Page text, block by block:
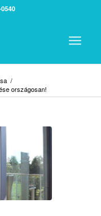
/
országosan!